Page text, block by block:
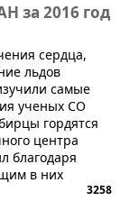
за 2016 год
сердца,
льдов
самые
ученых СО
гордятся
центра
благодаря
в них
3258